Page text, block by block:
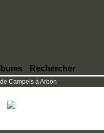
Rechercher
Campels à Arbon